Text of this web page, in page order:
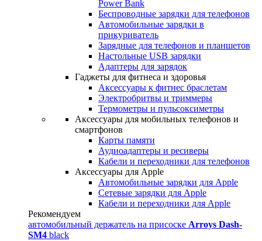
Power Bank
Беспроводные зарядки для телефонов
Автомобильные зарядки в
прикуриватель
Зарядные для телефонов и планшетов
Настольные USB зарядки
Адаптеры для зарядок
Гаджеты для фитнеса и здоровья
Аксессуары к фитнес браслетам
Электробритвы и триммеры
Термометры и пульсоксиметры
Аксессуары для мобильных телефонов и
смартфонов
Карты памяти
Аудиоадаптеры и ресиверы
Кабели и переходники для телефонов
Аксессуары для Apple
Автомобильные зарядки для Apple
Сетевые зарядки для Apple
Кабели и переходники для Apple
Рекомендуем
автомобильный держатель на присоске Arroys Dash-
SM4 black